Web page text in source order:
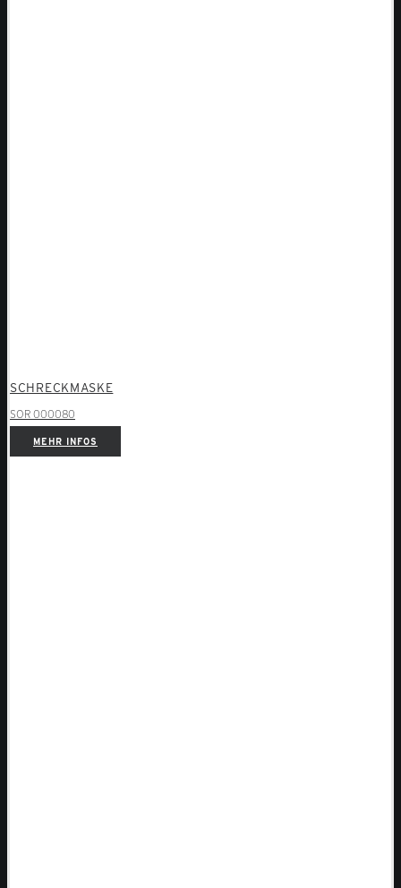
SCHRECKMASKE
SOR 000080
MEHR INFOS